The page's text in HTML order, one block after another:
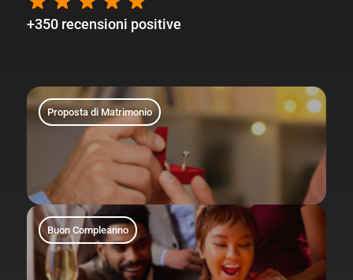
+350 recensioni positive
Proposta di Matrimonio
Buon Compleanno